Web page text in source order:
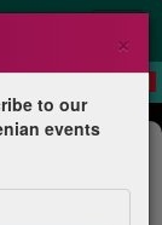
oreilles
×
to our
events